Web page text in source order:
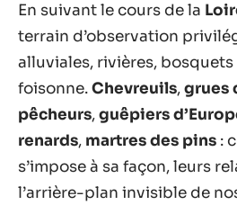
En suivant le cours de la
terrain d’observation
alluviales, rivières, bosquets
foisonne.Chevreuils,grues
pêcheurs,guêpiers
renards, martres des pins :
s’impose à sa façon, leurs
l’arrière-plan invisible de